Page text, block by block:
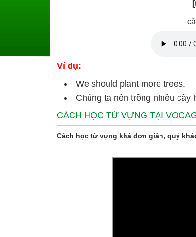
Ví dụ:
We should plant more trees.
Chúng ta nên trồng nhiều cây
CÁCH HỌC TỪ VỰNG TẠI
Cách học từ vựng khá đơn giản, quý